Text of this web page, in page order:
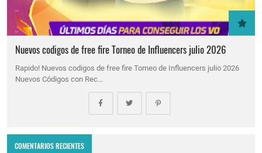
Nuevos codigos de free fire Torneo de Influencers julio 2026
Rapido! Nuevos codigos de free fire Torneo de Influencers julio 2026
Nuevos Códigos con Rec…
COMENTARIOS RECIENTES